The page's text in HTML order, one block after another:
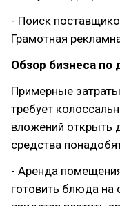
- Поиск
Грамотная
Обзор бизнеса по
Примерные
требует
вложений открыть
средства
- Аренда
готовить блюда на